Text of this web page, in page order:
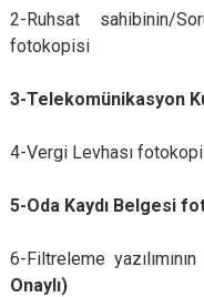
2-Ruhsat sahibinin/
fotokopisi
3-Telekomünikasyon
4-Vergi Levhası
5-Oda Kaydı Belgesi
6-Filtreleme
Onaylı)